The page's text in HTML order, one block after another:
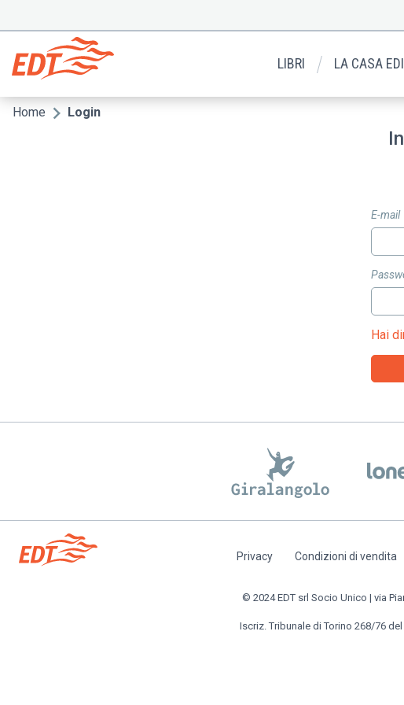
contenuto
principale
Menu
secondario
LIBRI LA CASA
Briciole
Home Login
E-mail
Hai
Privacy Condizioni di vendita
© 2024 EDT srl Socio Unico | via
Iscriz. Tribunale di Torino 268/76 del